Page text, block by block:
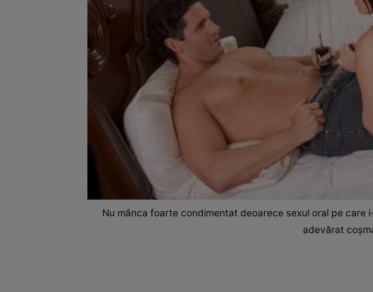
Nu mânca foarte condimentat deoarece sexul oral pe
adevărat